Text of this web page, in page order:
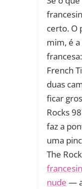
certo. O
mim, é
French
duas
ficar
Rocks
faz a
uma
The
nude —